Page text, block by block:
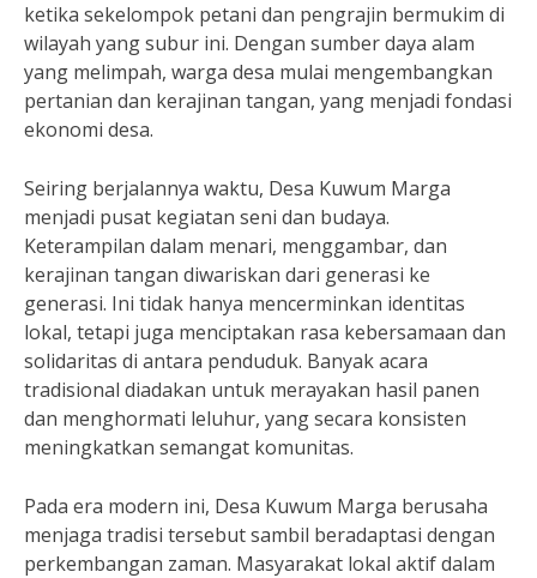
ketika sekelompok petani dan pengrajin bermukim di
wilayah yang subur ini. Dengan sumber daya alam
yang melimpah, warga desa mulai mengembangkan
pertanian dan kerajinan tangan, yang menjadi fondasi
ekonomi desa.
Seiring berjalannya waktu, Desa Kuwum Marga
menjadi pusat kegiatan seni dan budaya.
Keterampilan dalam menari, menggambar, dan
kerajinan tangan diwariskan dari generasi ke
generasi. Ini tidak hanya mencerminkan identitas
lokal, tetapi juga menciptakan rasa kebersamaan dan
solidaritas di antara penduduk. Banyak acara
tradisional diadakan untuk merayakan hasil panen
dan menghormati leluhur, yang secara konsisten
meningkatkan semangat komunitas.
Pada era modern ini, Desa Kuwum Marga berusaha
menjaga tradisi tersebut sambil beradaptasi dengan
perkembangan zaman. Masyarakat lokal aktif dalam